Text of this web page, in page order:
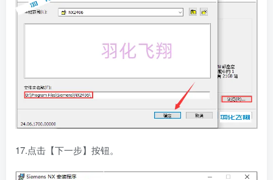
17.点击【下一步】按钮。